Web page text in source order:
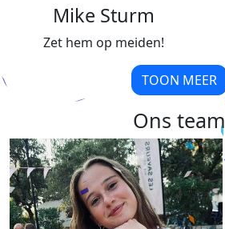
Mike Sturm
Zet hem op meiden!
TOON MEER
Ons team